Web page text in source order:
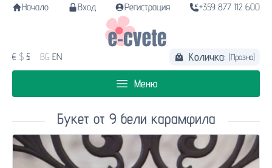
Начало Вход Регистрация +359 877 112 600
€ $ £ BG EN Количка: (Празна)
Меню
Букет от 9 бели карамфила